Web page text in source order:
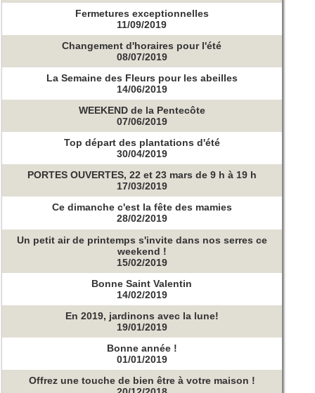
Fermetures exceptionnelles
11/09/2019
Changement d'horaires pour l'été
08/07/2019
La Semaine des Fleurs pour les abeilles
14/06/2019
WEEKEND de la Pentecôte
07/06/2019
Top départ des plantations d'été
30/04/2019
PORTES OUVERTES, 22 et 23 mars de 9 h à 19 h
17/03/2019
Ce dimanche c'est la fête des mamies
28/02/2019
Un petit air de printemps s'invite dans nos serres ce
weekend !
15/02/2019
Bonne Saint Valentin
14/02/2019
En 2019, jardinons avec la lune!
19/01/2019
Bonne année !
01/01/2019
Offrez une touche de bien être à votre maison !